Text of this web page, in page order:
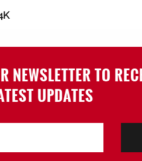
NEWSLETTER TO
UPDATES